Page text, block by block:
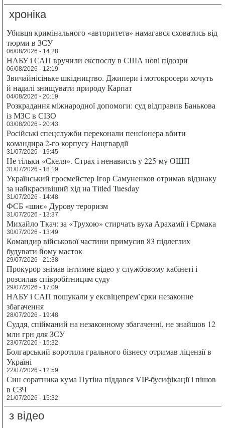
хроніка
Убивця кримінального «авторитета» намагався сховатись від
тюрми в ЗСУ
06/08/2026 - 14:28
НАБУ і САП вручили експослу в США нові підозри
06/08/2026 - 12:19
Звичайнісіньке шкідництво. Джипери і мотокросери хочуть
й надалі знищувати природу Карпат
04/08/2026 - 20:19
Розкрадання міжнародної допомоги: суд відправив Банькова
із МЗС в СІЗО
03/08/2026 - 20:43
Російські спецслужби переконали пенсіонера вбити
командира 2-го корпусу Нацгвардії
31/07/2026 - 19:45
Не тільки «Скеля». Страх і ненависть у 225-му ОШП
31/07/2026 - 18:19
Український гросмейстер Ігор Самуненков отримав відзнаку
за найкрасивіший хід на Titled Tuesday
31/07/2026 - 14:48
ФСБ «шиє» Дурову тероризм
31/07/2026 - 13:37
Михайло Ткач: за «Трухою» стирчать вуха Арахамії і Єрмака
30/07/2026 - 13:49
Командир військової частини примусив 83 підлеглих
будувати йому маєток
29/07/2026 - 21:38
Прокурор знімав інтимне відео у службовому кабінеті і
розсилав співробітницям суду
29/07/2026 - 17:09
НАБУ і САП пошукали у ексвіцепрем’єрки незаконне
збагачення
28/07/2026 - 19:48
Суддя, спійманий на незаконному збагаченні, не знайшов 12
млн грн для ЗСУ
23/07/2026 - 15:32
Болгарський воротила грального бізнесу отримав ліцензії в
Україні
22/07/2026 - 12:59
Син соратника кума Путіна піддався VIP-бусифікації і пішов
в СЗЧ
21/07/2026 - 15:32
з відео